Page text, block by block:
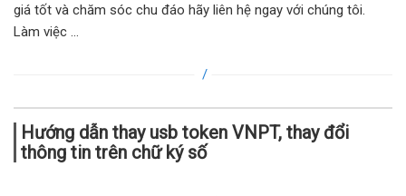
giá tốt và chăm sóc chu đáo hãy liên hệ ngay với chúng tôi.
Làm việc ...
Hướng dẫn thay usb token VNPT, thay đổi
thông tin trên chữ ký số